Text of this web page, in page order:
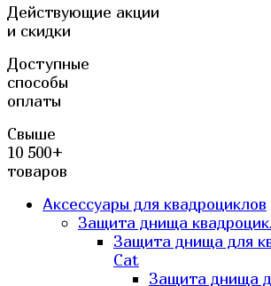
Действующие акции
и скидки
Доступные
способы
оплаты
Свыше
10 500+
товаров
Аксессуары для квадроциклов
Защита днища
Защита днища для
Cat
Защита днища